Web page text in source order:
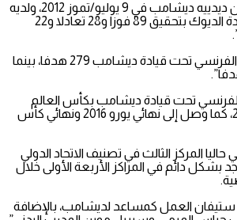
وأضاف البيان: “تم تعيين ديدييه ديشامب في 9 يوليو/تموز 2012، ولديه
سجل استثنائي في قيادة الديوك بتحقيق 89 فوزا و28 تعادلا و22
وتابع: “سجل المنتخب الفرنسي تحت قيادة ديشامب 279 هدفا، بينما
تحت قيادة ديشامب بكأس العالم
2018 ودوري الأمم 2021، كما وصل إلى نهائي يورو 2016 ونهائي كأس
المركز الثالث في تصنيف الاتحاد الدولي
بشكل دائم في المراكز الأربعة الأولى خلال
العمل كمساعد لديشامب، بالإضافة